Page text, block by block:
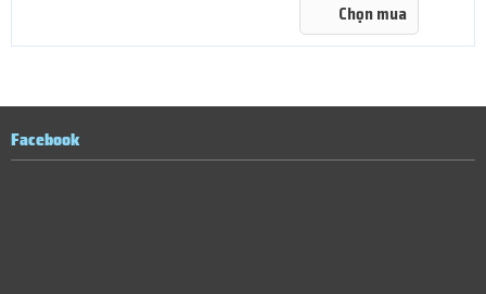
Chọn mua
Facebook